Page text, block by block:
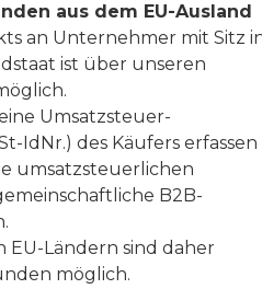
aus dem EU-Ausland
an Unternehmer mit Sitz
ist über unseren
Umsatzsteuer-
IdNr.) des Käufers erfassen
umsatzsteuerlichen
B2B-
EU-Ländern sind daher
möglich.